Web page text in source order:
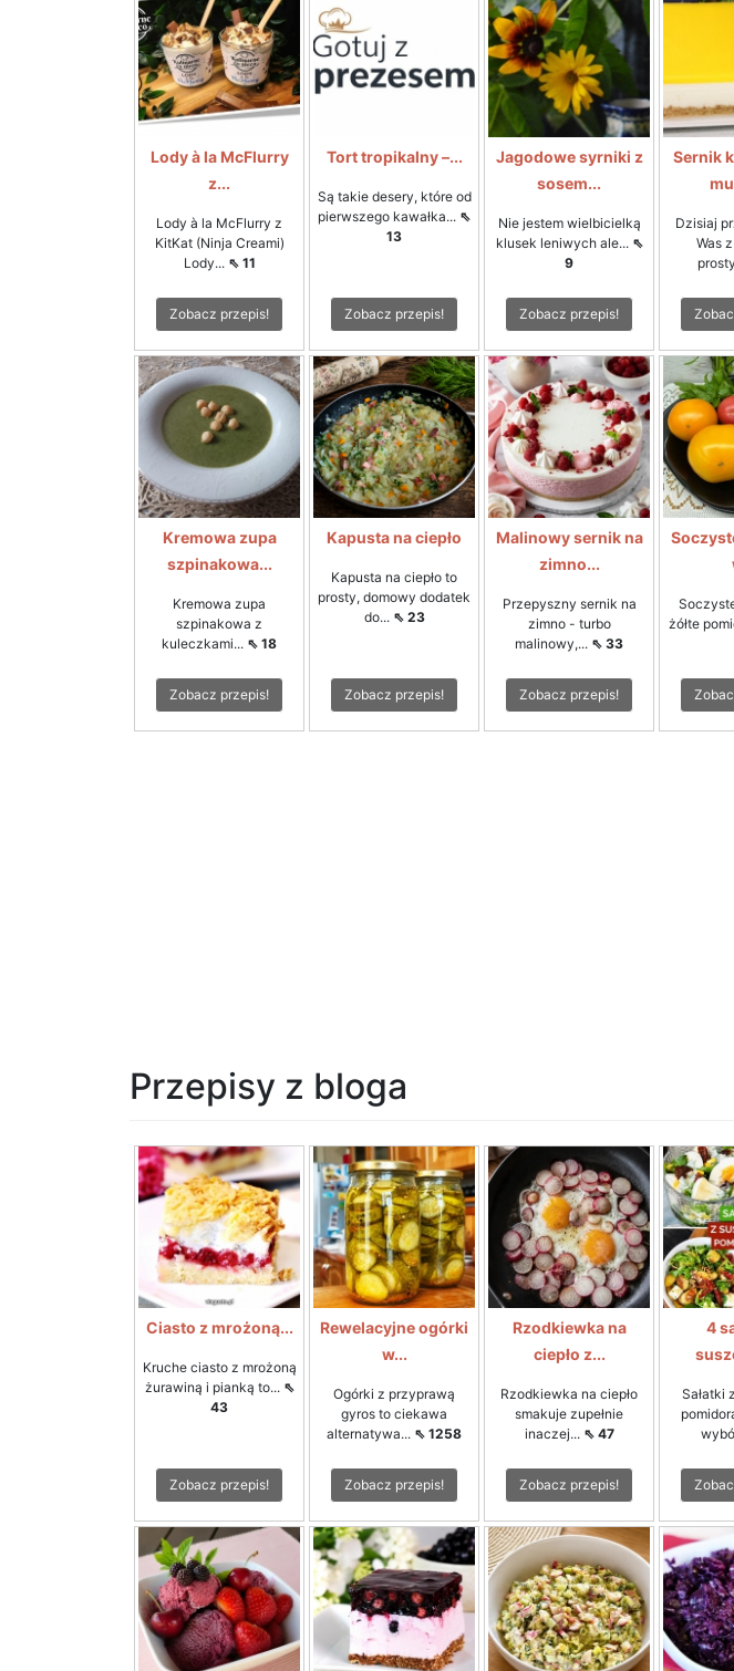
Lody à la McFlurry
z...
Lody à la McFlurry z
KitKat (Ninja Creami)
Lody... ⇖ 11
Zobacz przepis!
Tort tropikalny –...
Są takie desery, które od
pierwszego kawałka... ⇖
13
Zobacz przepis!
Jagodowe syrniki z
sosem...
Nie jestem wielbicielką
klusek leniwych ale... ⇖
9
Zobacz przepis!
Sernik
Dzisiaj
Was
Kremowa zupa
szpinakowa...
Kremowa zupa
szpinakowa z
kuleczkami... ⇖ 18
Zobacz przepis!
Kapusta na ciepło
Kapusta na ciepło to
prosty, domowy dodatek
do... ⇖ 23
Zobacz przepis!
Malinowy sernik na
zimno...
Przepyszny sernik na
zimno - turbo
malinowy,... ⇖ 33
Zobacz przepis!
żółte
Przepisy z bloga
Ciasto z mrożoną...
Kruche ciasto z mrożoną
żurawiną i pianką to... ⇖
43
Zobacz przepis!
Rewelacyjne ogórki
w...
Ogórki z przyprawą
gyros to ciekawa
alternatywa... ⇖ 1258
Zobacz przepis!
Rzodkiewka na
ciepło z...
Rzodkiewka na ciepło
smakuje zupełnie
inaczej... ⇖ 47
Zobacz przepis!
4
Sałatki